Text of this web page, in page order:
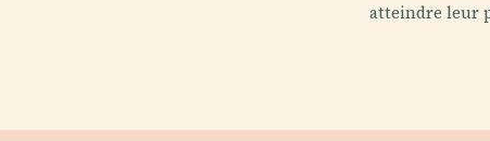
atteindre leur